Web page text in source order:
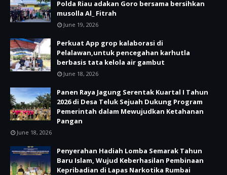
Polda Riau adakan Goro bersama bersihkan
musolla Al_ Fitrah
June 19, 2026
Perkuat App grop kalaborasi di
Pelalawan,untuk pencegahan karhutla
berbasis tata kelola air gambut
June 18, 2026
Panen Raya Jagung Serentak Kuartal I Tahun
2026 di Desa Teluk Sejuah Dukung Program
Pemerintah dalam Mewujudkan Ketahanan
Pangan
June 18, 2026
Penyerahan Hadiah Lomba Semarak Tahun
Baru Islam, Wujud Keberhasilan Pembinaan
Kepribadian di Lapas Narkotika Rumbai